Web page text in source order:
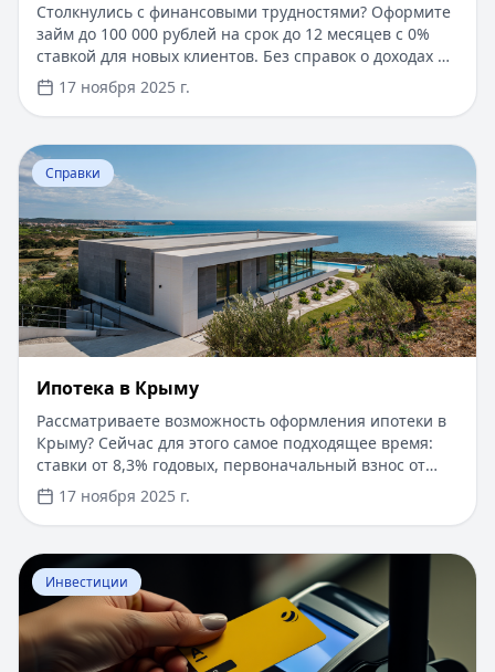
Столкнулись с финансовыми трудностями? Оформите
займ до 100 000 рублей на срок до 12 месяцев с 0%
ставкой для новых клиентов. Без справок о доходах и
документов — решение за 5 минут. Получите деньги
быстро и прозрачно через проверенные сервисы.
17 ноября 2025 г.
Перейти к статье:
Справки
Ипотека в Крыму
Рассматриваете возможность оформления ипотеки в
Крыму? Сейчас для этого самое подходящее время:
ставки от 8,3% годовых, первоначальный взнос от
15%, срок рассмотрения заявки — от 1 дня. Доступны
программы господдержки с пониженной ставкой от
6%. Одобрение без подтверждения дохода справкой
2-НДФЛ, достаточно выписки по счету. Срок
кредитования — до 30 лет.
17 ноября 2025 г.
Перейти к статье: ​Как оформить кредитную карту
Инвестиции